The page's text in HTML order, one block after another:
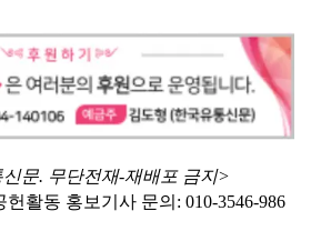
문. 무단전재-재배포 금지>
활동 홍보기사 문의: 010-3546-986